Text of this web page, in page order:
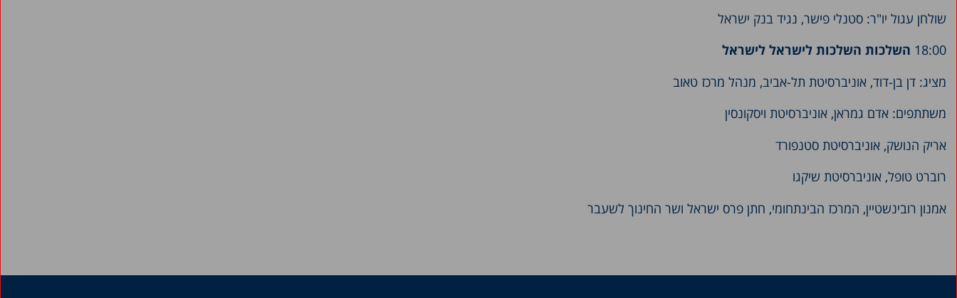
שולחן עגול יו"ר: סטנלי פישר, נגיד בנק ישראל
18:00 השלכות השלכות לישראל לישראל
מציג: דן בן-דוד, אוניברסיטת תל-אביב, מנהל מרכז טאוב
משתתפים: אדם גמראן, אוניברסיטת ויסקונסין
אריק הנושק, אוניברסיטת סטנפורד
רוברט טופל, אוניברסיטת שיקגו
אמנון רובינשטיין, המרכז הבינתחומי, חתן פרס ישראל ושר החינוך לשעבר